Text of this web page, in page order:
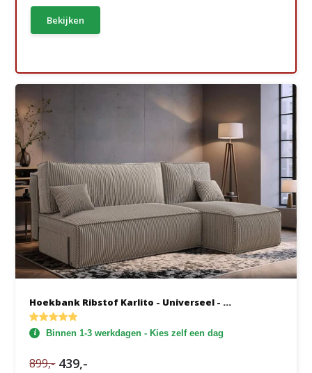
Bekijken
Hoekbank Ribstof Karlito - Universeel - ...
Binnen 1-3 werkdagen - Kies zelf een dag
899,- 439,-